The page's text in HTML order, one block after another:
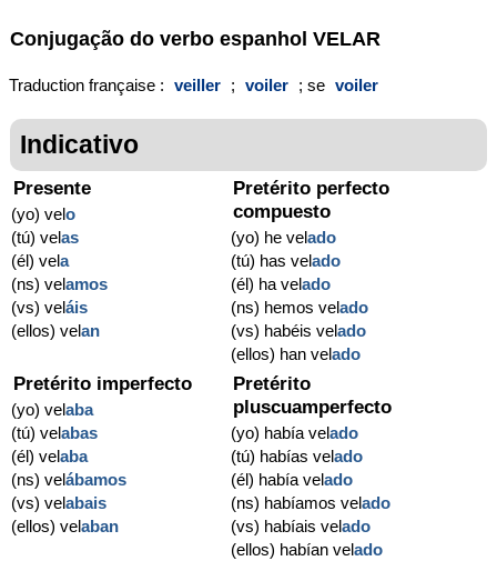
Conjugação do verbo espanhol VELAR
Traduction française : veiller ; voiler ; se voiler
Indicativo
Presente
(yo) velo
(tú) velas
(él) vela
(ns) velamos
(vs) veláis
(ellos) velan
Pretérito perfecto
compuesto
(yo) he velado
(tú) has velado
(él) ha velado
(ns) hemos velado
(vs) habéis velado
(ellos) han velado
Pretérito imperfecto
(yo) velaba
(tú) velabas
(él) velaba
(ns) velábamos
(vs) velabais
(ellos) velaban
Pretérito
pluscuamperfecto
(yo) había velado
(tú) habías velado
(él) había velado
(ns) habíamos velado
(vs) habíais velado
(ellos) habían velado